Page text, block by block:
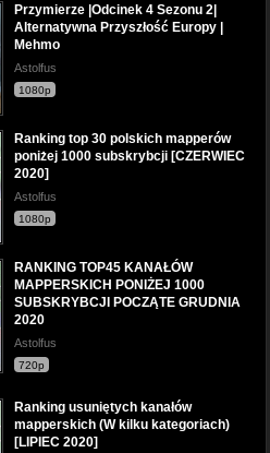
Przymierze |Odcinek 4 Sezonu 2|
Alternatywna Przyszłość Europy |
Mehmo
Astolfus
1080p
Ranking top 30 polskich mapperów
poniżej 1000 subskrybcji [CZERWIEC
2020]
Astolfus
1080p
RANKING TOP45 KANAŁÓW
MAPPERSKICH PONIŻEJ 1000
SUBSKRYBCJI POCZĄTE GRUDNIA
2020
Astolfus
720p
Ranking usuniętych kanałów
mapperskich (W kilku kategoriach)
[LIPIEC 2020]